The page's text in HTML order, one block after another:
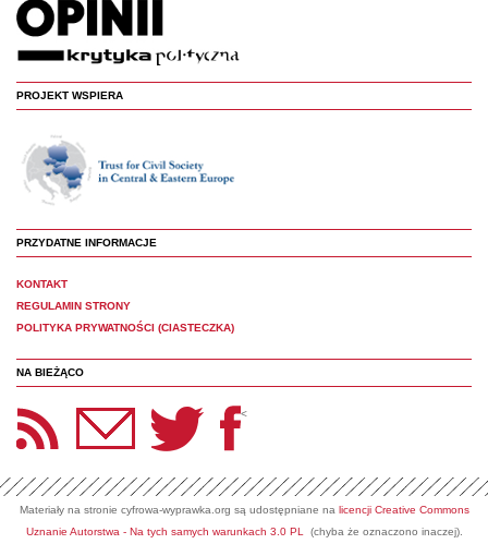
PROJEKT WSPIERA
PRZYDATNE INFORMACJE
KONTAKT
REGULAMIN STRONY
POLITYKA PRYWATNOŚCI (CIASTECZKA)
NA BIEŻĄCO
Panoptyka Facebook <
Materiały na stronie cyfrowa-wyprawka.org są udostępniane na licencji Creative Commons
Uznanie Autorstwa - Na tych samych warunkach 3.0 PL
(chyba że oznaczono inaczej).